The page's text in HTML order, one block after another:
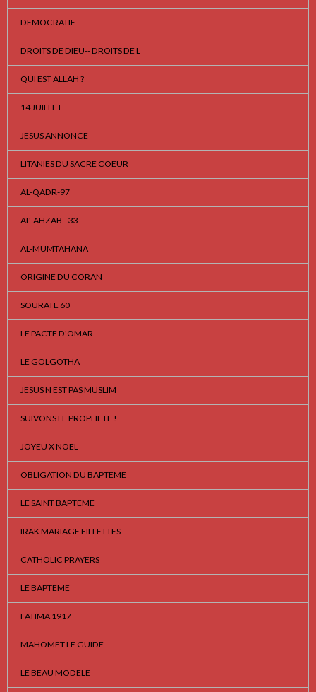
DEMOCRATIE
DROITS DE DIEU-- DROITS DE L
QUI EST ALLAH ?
14 JUILLET
JESUS ANNONCE
LITANIES DU SACRE COEUR
AL-QADR-97
AL'-AHZAB - 33
AL-MUMTAHANA
ORIGINE DU CORAN
SOURATE 60
LE PACTE D'OMAR
LE GOLGOTHA
JESUS N EST PAS MUSLIM
SUIVONS LE PROPHETE !
JOYEU X NOEL
OBLIGATION DU BAPTEME
LE SAINT BAPTEME
IRAK MARIAGE FILLETTES
CATHOLIC PRAYERS
LE BAPTEME
FATIMA 1917
MAHOMET LE GUIDE
LE BEAU MODELE